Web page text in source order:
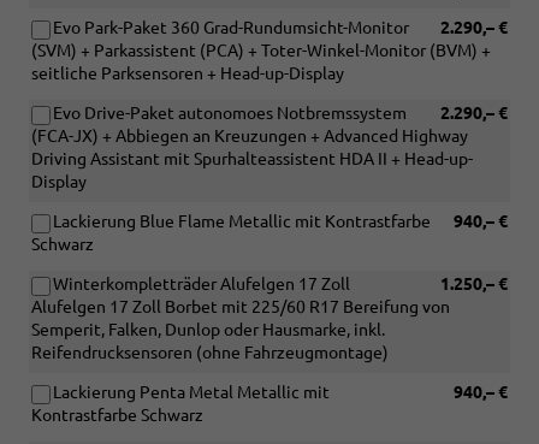
2.290,– €
Evo Park-Paket 360 Grad-Rundumsicht-Monitor
(SVM) + Parkassistent (PCA) + Toter-Winkel-Monitor (BVM) +
seitliche Parksensoren + Head-up-Display
2.290,– €
Evo Drive-Paket autonomoes Notbremssystem
(FCA-JX) + Abbiegen an Kreuzungen + Advanced Highway
Driving Assistant mit Spurhalteassistent HDA II + Head-up-
Display
940,– €
Lackierung Blue Flame Metallic mit Kontrastfarbe
Schwarz
1.250,– €
Winterkompletträder Alufelgen 17 Zoll
Alufelgen 17 Zoll Borbet mit 225/60 R17 Bereifung von
Semperit, Falken, Dunlop oder Hausmarke, inkl.
Reifendrucksensoren (ohne Fahrzeugmontage)
940,– €
Lackierung Penta Metal Metallic mit
Kontrastfarbe Schwarz